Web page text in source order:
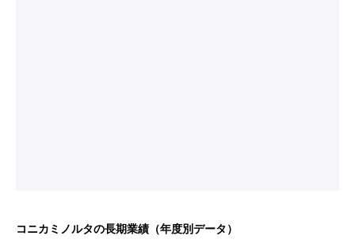
コニカミノルタの長期業績（年度別データ）